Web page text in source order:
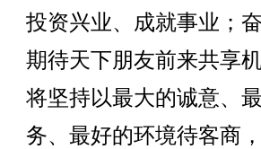
投资兴业、成就事业；
期待天下朋友前来共享
将坚持以最大的诚意、
务、最好的环境待客商